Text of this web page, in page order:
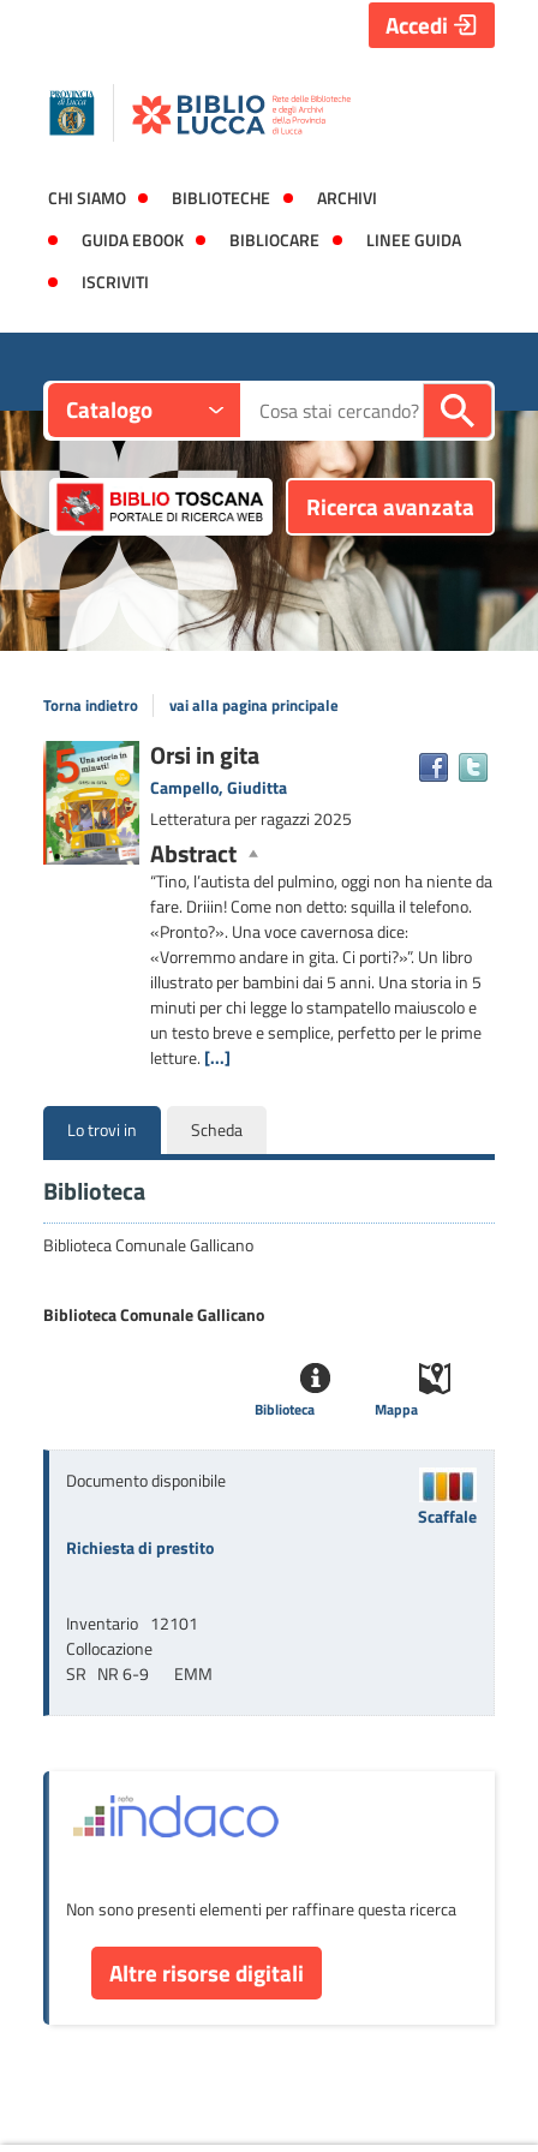
CHI SIAMO BIBLIOTECHE
ARCHIVI
GUIDA EBOOK
BIBLIOCARE
LINEE GUIDA
ISCRIVITI
Accedi
Catalogo Cerca su "Catalogo"
Ricerca avanzata
Torna indietro vai alla pagina principale
Dettaglio
del
documento
Orsi in gita
Campello, Giuditta
Letteratura per ragazzi 2025
Abstract
“Tino, l’autista del pulmino, oggi non ha niente da
fare. Driiin! Come non detto: squilla il telefono.
«Pronto?». Una voce cavernosa dice:
«Vorremmo andare in gita. Ci porti?»”. Un libro
illustrato per bambini dai 5 anni. Una storia in 5
minuti per chi legge lo stampatello maiuscolo e
un testo breve e semplice, perfetto per le prime
letture. [...]
Lo trovi in Scheda
Biblioteca
Biblioteca Comunale Gallicano
Biblioteca Comunale Gallicano
Mappa
Biblioteca
Documento disponibile
Richiesta di prestito
Inventario 12101
Collocazione
SR   NR 6-9       EMM
Scaffale
Non sono presenti elementi per raffinare questa ricerca
Altre risorse digitali